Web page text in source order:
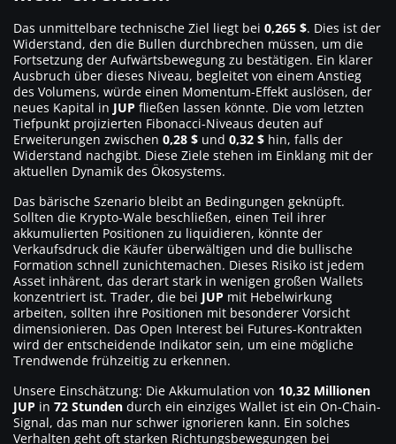
Das unmittelbare technische Ziel liegt bei 0,265 $. Dies ist der
Widerstand, den die Bullen durchbrechen müssen, um die
Fortsetzung der Aufwärtsbewegung zu bestätigen. Ein klarer
Ausbruch über dieses Niveau, begleitet von einem Anstieg
des Volumens, würde einen Momentum-Effekt auslösen, der
neues Kapital in JUP fließen lassen könnte. Die vom letzten
Tiefpunkt projizierten Fibonacci-Niveaus deuten auf
Erweiterungen zwischen 0,28 $ und 0,32 $ hin, falls der
Widerstand nachgibt. Diese Ziele stehen im Einklang mit der
aktuellen Dynamik des Ökosystems.
Das bärische Szenario bleibt an Bedingungen geknüpft.
Sollten die Krypto-Wale beschließen, einen Teil ihrer
akkumulierten Positionen zu liquidieren, könnte der
Verkaufsdruck die Käufer überwältigen und die bullische
Formation schnell zunichtemachen. Dieses Risiko ist jedem
Asset inhärent, das derart stark in wenigen großen Wallets
konzentriert ist. Trader, die bei JUP mit Hebelwirkung
arbeiten, sollten ihre Positionen mit besonderer Vorsicht
dimensionieren. Das Open Interest bei Futures-Kontrakten
wird der entscheidende Indikator sein, um eine mögliche
Trendwende frühzeitig zu erkennen.
Unsere Einschätzung: Die Akkumulation von 10,32 Millionen
JUP in 72 Stunden durch ein einziges Wallet ist ein On-Chain-
Signal, das man nur schwer ignorieren kann. Ein solches
Verhalten geht oft starken Richtungsbewegungen bei